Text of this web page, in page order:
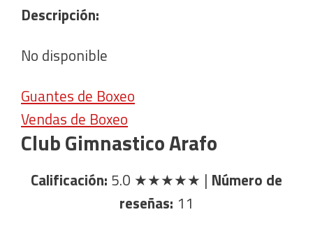
Descripción:
No disponible
Guantes de Boxeo
Vendas de Boxeo
Club Gimnastico Arafo
Calificación: 5.0 ★★★★★ | Número de
reseñas: 11